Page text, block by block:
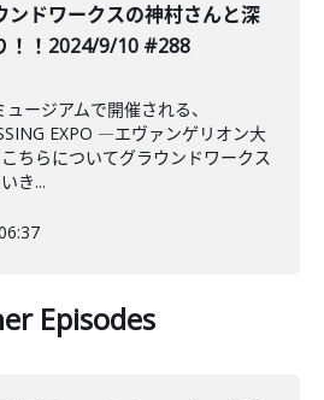
ンドワークスの神村さんと深
！！2024/9/10 #288
ージアムで開催される、
EXPO ―エヴァンゲリオン大
ちらについてグラウンドワークス
き...
Episodes